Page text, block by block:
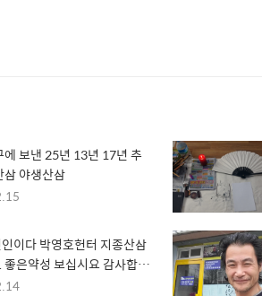
에 보낸 25년 13년 17년 추
삼 야생산삼
이다 박영호헌터 지종산삼
좋은약성 보십시요 감사합니